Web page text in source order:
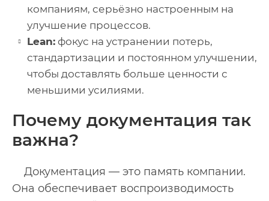
компаниям, серьёзно настроенным на
улучшение процессов.
Lean: фокус на устранении потерь,
стандартизации и постоянном улучшении,
чтобы доставлять больше ценности с
меньшими усилиями.
Почему документация так
важна?
Документация — это память компании.
Она обеспечивает воспроизводимость